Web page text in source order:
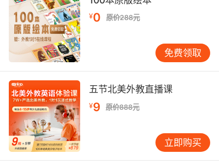
作品、科普读物和优质教育资源，理解不同文化
的思维方式，培养国际视野。例如，一个英语基
础好的学生能够阅读适合其年龄的英文原版章节
书，不仅提升了语言能力，还同步了解了历史、
地理等跨学科知识，这是单一语言环境难以提供
的体验。 培养兴趣是关键。小学生学习英语不应
是沉重的负担，而应是一种愉快的探索。好的英
语教育会通过歌曲、游戏、故事、戏剧等生动形
式，让孩子在玩中学。比如，用英语玩听指令游
戏可以训练听力和反应；学唱英文儿歌能培养语
感和节奏感；表演英语短剧可锻炼表达与合作能
力。当学习变得有趣时，孩子的内在动力自然会
被激发。 坚持比强度更重要。对小学生而言，每
¥0 原价288元
免费领取
五节北美外教直播课
¥9 原价888元
立即购买